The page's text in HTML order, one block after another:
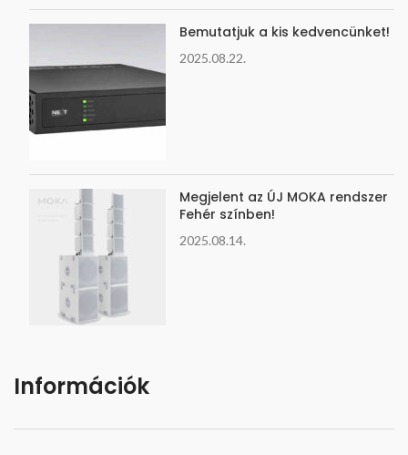
Bemutatjuk a kis kedvencünket!
2025.08.22.
Megjelent az ÚJ MOKA rendszer
Fehér színben!
2025.08.14.
Információk